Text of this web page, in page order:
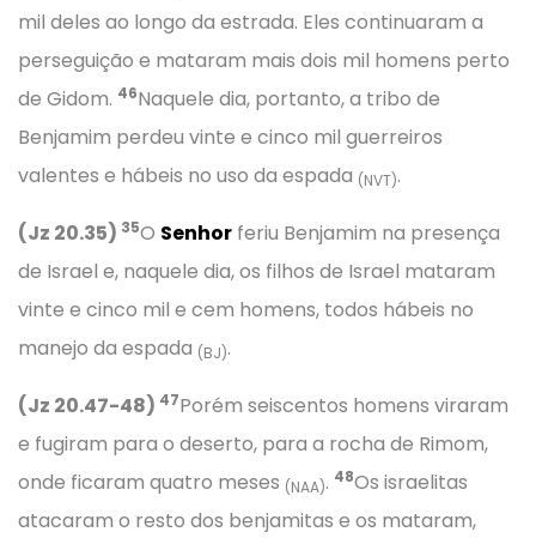
mil deles ao longo da estrada. Eles continuaram a
perseguição e mataram mais dois mil homens perto
de Gidom. 46Naquele dia, portanto, a tribo de
Benjamim perdeu vinte e cinco mil guerreiros
valentes e hábeis no uso da espada (NVT).
(Jz 20.35) 35O Senhor feriu Benjamim na presença
de Israel e, naquele dia, os filhos de Israel mataram
vinte e cinco mil e cem homens, todos hábeis no
manejo da espada (BJ).
(Jz 20.47-48) 47Porém seiscentos homens viraram
e fugiram para o deserto, para a rocha de Rimom,
onde ficaram quatro meses (NAA). 48Os israelitas
atacaram o resto dos benjamitas e os mataram,